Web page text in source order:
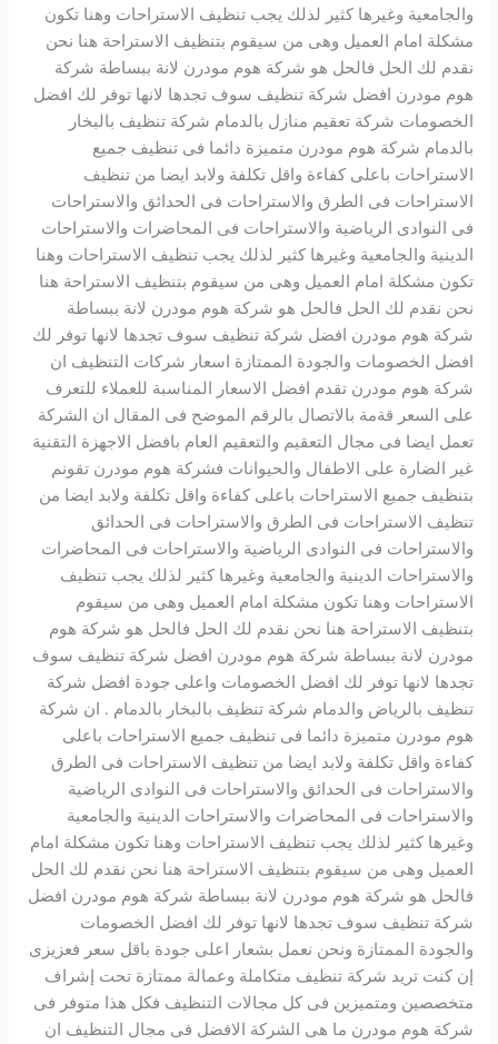
والجامعية وغيرها كثير لذلك يجب تنظيف الاستراحات وهنا تكون
مشكلة امام العميل وهى من سيقوم بتنظيف الاستراحة هنا نحن
نقدم لك الحل فالحل هو شركة هوم مودرن لانة ببساطة شركة
هوم مودرن افضل شركة تنظيف سوف تجدها لانها توفر لك افضل
الخصومات شركة تعقيم منازل بالدمام شركة تنظيف بالبخار
بالدمام شركة هوم مودرن متميزة دائما فى تنظيف جميع
الاستراحات باعلى كفاءة واقل تكلفة ولابد ايضا من تنظيف
الاستراحات فى الطرق والاستراحات فى الحدائق والاستراحات
فى النوادى الرياضية والاستراحات فى المحاضرات والاستراحات
الدينية والجامعية وغيرها كثير لذلك يجب تنظيف الاستراحات وهنا
تكون مشكلة امام العميل وهى من سيقوم بتنظيف الاستراحة هنا
نحن نقدم لك الحل فالحل هو شركة هوم مودرن لانة ببساطة
شركة هوم مودرن افضل شركة تنظيف سوف تجدها لانها توفر لك
افضل الخصومات والجودة الممتازة اسعار شركات التنظيف ان
شركة هوم مودرن تقدم افضل الاسعار المناسبة للعملاء للتعرف
على السعر قةمة بالاتصال بالرقم الموضح فى المقال ان الشركة
تعمل ايضا فى مجال التعقيم والتعقيم العام بافضل الاجهزة التقنية
غير الضارة على الاطفال والحيوانات فشركة هوم مودرن تقونم
بتنظيف جميع الاستراحات باعلى كفاءة واقل تكلفة ولابد ايضا من
تنظيف الاستراحات فى الطرق والاستراحات فى الحدائق
والاستراحات فى النوادى الرياضية والاستراحات فى المحاضرات
والاستراحات الدينية والجامعية وغيرها كثير لذلك يجب تنظيف
الاستراحات وهنا تكون مشكلة امام العميل وهى من سيقوم
بتنظيف الاستراحة هنا نحن نقدم لك الحل فالحل هو شركة هوم
مودرن لانة ببساطة شركة هوم مودرن افضل شركة تنظيف سوف
تجدها لانها توفر لك افضل الخصومات واعلى جودة افضل شركة
تنظيف بالرياض والدمام شركة تنظيف بالبخار بالدمام . ان شركة
هوم مودرن متميزة دائما فى تنظيف جميع الاستراحات باعلى
كفاءة واقل تكلفة ولابد ايضا من تنظيف الاستراحات فى الطرق
والاستراحات فى الحدائق والاستراحات فى النوادى الرياضية
والاستراحات فى المحاضرات والاستراحات الدينية والجامعية
وغيرها كثير لذلك يجب تنظيف الاستراحات وهنا تكون مشكلة امام
العميل وهى من سيقوم بتنظيف الاستراحة هنا نحن نقدم لك الحل
فالحل هو شركة هوم مودرن لانة ببساطة شركة هوم مودرن افضل
شركة تنظيف سوف تجدها لانها توفر لك افضل الخصومات
والجودة الممتازة ونحن نعمل بشعار اعلى جودة باقل سعر فعزيزى
إن كنت تريد شركة تنظيف متكاملة وعمالة ممتازة تحت إشراف
متخصصين ومتميزين فى كل مجالات التنظيف فكل هذا متوفر فى
شركة هوم مودرن ما هى الشركة الافضل فى مجال التنظيف ان